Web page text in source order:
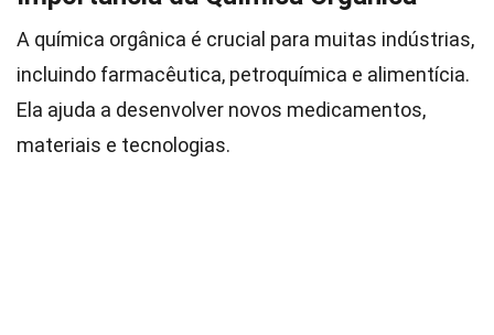
A química orgânica é crucial para muitas indústrias,
incluindo farmacêutica, petroquímica e alimentícia.
Ela ajuda a desenvolver novos medicamentos,
materiais e tecnologias.